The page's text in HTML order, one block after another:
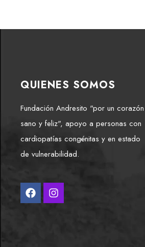
QUIENES SOMOS
Fundación Andresito "por un corazón
sano y feliz", apoyo a personas con
cardiopatías congénitas y en estado
de vulnerabilidad.